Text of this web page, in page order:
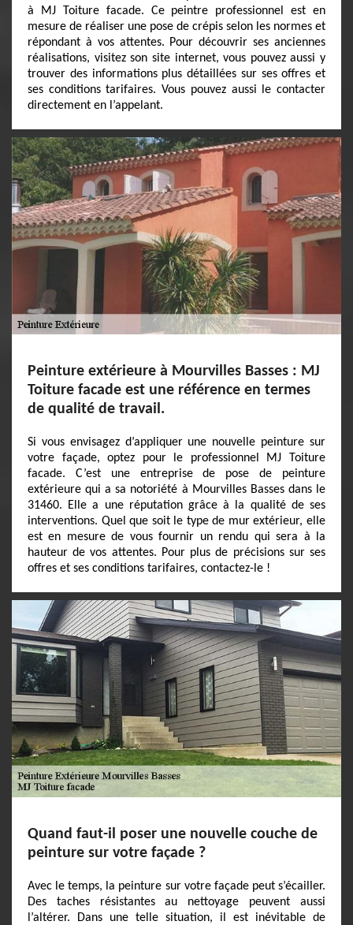
à MJ Toiture facade. Ce peintre professionnel est en
mesure de réaliser une pose de crépis selon les normes et
répondant à vos attentes. Pour découvrir ses anciennes
réalisations, visitez son site internet, vous pouvez aussi y
trouver des informations plus détaillées sur ses offres et
ses conditions tarifaires. Vous pouvez aussi le contacter
directement en l’appelant.
Peinture extérieure à Mourvilles Basses : MJ
Toiture facade est une référence en termes
de qualité de travail.
Si vous envisagez d’appliquer une nouvelle peinture sur
votre façade, optez pour le professionnel MJ Toiture
facade. C’est une entreprise de pose de peinture
extérieure qui a sa notoriété à Mourvilles Basses dans le
31460. Elle a une réputation grâce à la qualité de ses
interventions. Quel que soit le type de mur extérieur, elle
est en mesure de vous fournir un rendu qui sera à la
hauteur de vos attentes. Pour plus de précisions sur ses
offres et ses conditions tarifaires, contactez-le !
Quand faut-il poser une nouvelle couche de
peinture sur votre façade ?
Avec le temps, la peinture sur votre façade peut s’écailler.
Des taches résistantes au nettoyage peuvent aussi
l’altérer. Dans une telle situation, il est inévitable de